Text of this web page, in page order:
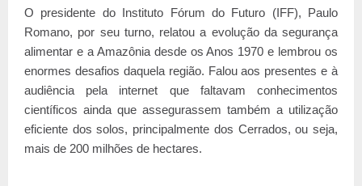
O presidente do Instituto Fórum do Futuro (IFF), Paulo
Romano, por seu turno, relatou a evolução da segurança
alimentar e a Amazônia desde os Anos 1970 e lembrou os
enormes desafios daquela região. Falou aos presentes e à
audiência pela internet que faltavam conhecimentos
científicos ainda que assegurassem também a utilização
eficiente dos solos, principalmente dos Cerrados, ou seja,
mais de 200 milhões de hectares.